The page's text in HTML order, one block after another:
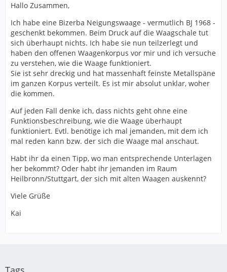
Hallo Zusammen,
Ich habe eine Bizerba Neigungswaage - vermutlich BJ 1968 -
geschenkt bekommen. Beim Druck auf die Waagschale tut
sich überhaupt nichts. Ich habe sie nun teilzerlegt und
haben den offenen Waagenkorpus vor mir und ich versuche
zu verstehen, wie die Waage funktioniert.
Sie ist sehr dreckig und hat massenhaft feinste Metallspäne
im ganzen Korpus verteilt. Es ist mir absolut unklar, woher
die kommen.
Auf jeden Fall denke ich, dass nichts geht ohne eine
Funktionsbeschreibung, wie die Waage überhaupt
funktioniert. Evtl. benötige ich mal jemanden, mit dem ich
mal reden kann bzw. der sich die Waage mal anschaut.
Habt ihr da einen Tipp, wo man entsprechende Unterlagen
her bekommt? Oder habt ihr jemanden im Raum
Heilbronn/Stuttgart, der sich mit alten Waagen auskennt?
Viele Grüße
Kai